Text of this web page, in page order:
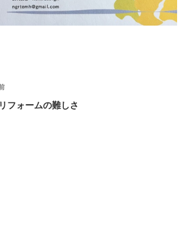
稿
の
リフォームの難しさ